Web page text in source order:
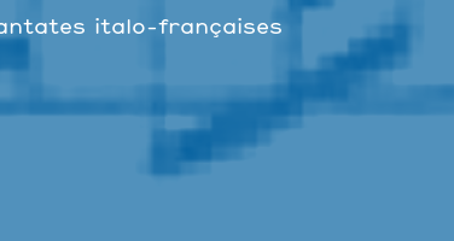
italo-françaises